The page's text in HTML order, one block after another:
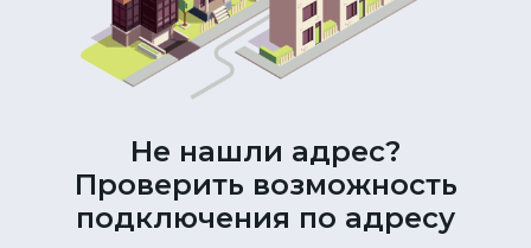
Не нашли адрес?
Проверить возможность
подключения по адресу